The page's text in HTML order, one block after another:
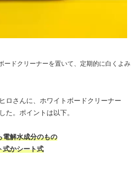
ードクリーナーを置いて、定期的に白くよみ
ロさんに、ホワイトボードクリーナー
た。ポイントは以下。
電解水成分のもの
式かシート式